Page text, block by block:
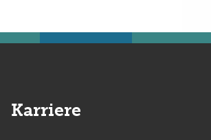
Karriere